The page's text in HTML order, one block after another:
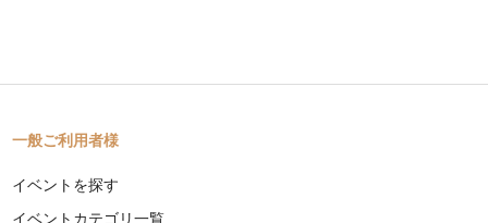
一般ご利用者様
イベントを探す
イベントカテゴリ一覧